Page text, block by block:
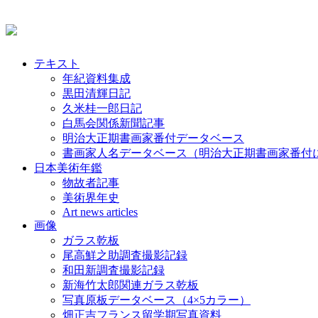
テキスト
年紀資料集成
黒田清輝日記
久米桂一郎日記
白馬会関係新聞記事
明治大正期書画家番付データベース
書画家人名データベース（明治大正期書画家番付
日本美術年鑑
物故者記事
美術界年史
Art news articles
画像
ガラス乾板
尾高鮮之助調査撮影記録
和田新調査撮影記録
新海竹太郎関連ガラス乾板
写真原板データベース（4×5カラー）
畑正吉フランス留学期写真資料